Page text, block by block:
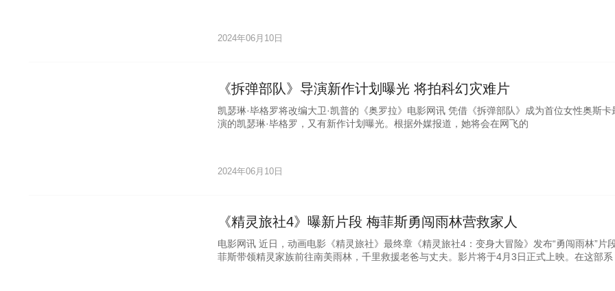
2024年06月10日
《拆弹部队》导演新作计划曝光 将拍科幻灾难片
凯瑟琳·毕格罗将改编大卫·凯普的《奥罗拉》电影网讯 凭借《拆弹部队》成为首位女性奥斯卡
演的凯瑟琳·毕格罗，又有新作计划曝光。根据外媒报道，她将会在网飞的
2024年06月10日
《精灵旅社4》曝新片段 梅菲斯勇闯雨林营救家人
电影网讯 近日，动画电影《精灵旅社》最终章《精灵旅社4：变身大冒险》发布“勇闯雨林”片
菲斯带领精灵家族前往南美雨林，千里救援老爸与丈夫。影片将于4月3日正式上映。在这部系